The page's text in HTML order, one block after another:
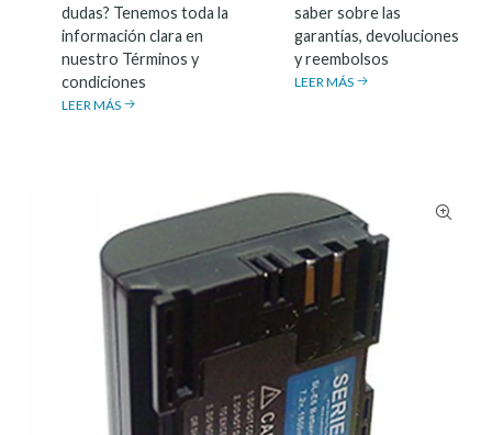
dudas? Tenemos toda la
información clara en
nuestro Términos y
condiciones
LEER MÁS
saber sobre las
garantías, devoluciones
y reembolsos
LEER MÁS